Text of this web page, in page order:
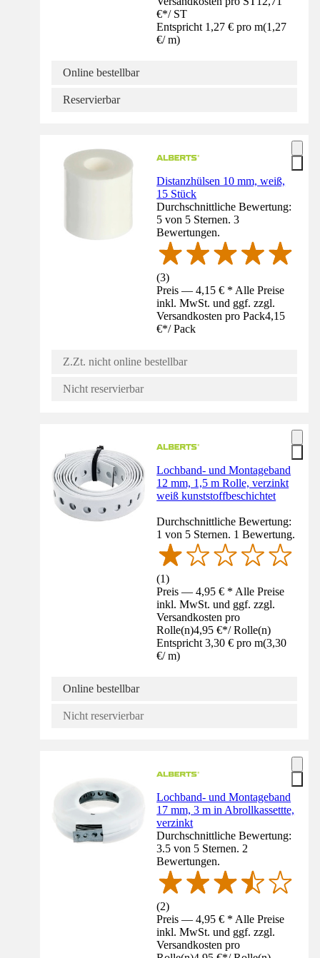
€*/ ST
Entspricht 1,27 € pro m(1,27
€/ m)
Online bestellbar
Reservierbar
Distanzhülsen 10 mm, weiß,
15 Stück
Durchschnittliche Bewertung:
5 von 5 Sternen. 3
Bewertungen.
(3)
Preis — 4,15 € * Alle Preise
inkl. MwSt. und ggf. zzgl.
Versandkosten pro Pack4,15
€*/ Pack
Z.Zt. nicht online bestellbar
Nicht reservierbar
Lochband- und Montageband
12 mm, 1,5 m Rolle, verzinkt
weiß kunststoffbeschichtet
Durchschnittliche Bewertung:
1 von 5 Sternen. 1 Bewertung.
(1)
Preis — 4,95 € * Alle Preise
inkl. MwSt. und ggf. zzgl.
Versandkosten pro
Rolle(n)4,95 €*/ Rolle(n)
Entspricht 3,30 € pro m(3,30
€/ m)
Online bestellbar
Nicht reservierbar
Lochband- und Montageband
17 mm, 3 m in Abrollkassettte,
verzinkt
Durchschnittliche Bewertung:
3.5 von 5 Sternen. 2
Bewertungen.
(2)
Preis — 4,95 € * Alle Preise
inkl. MwSt. und ggf. zzgl.
Versandkosten pro